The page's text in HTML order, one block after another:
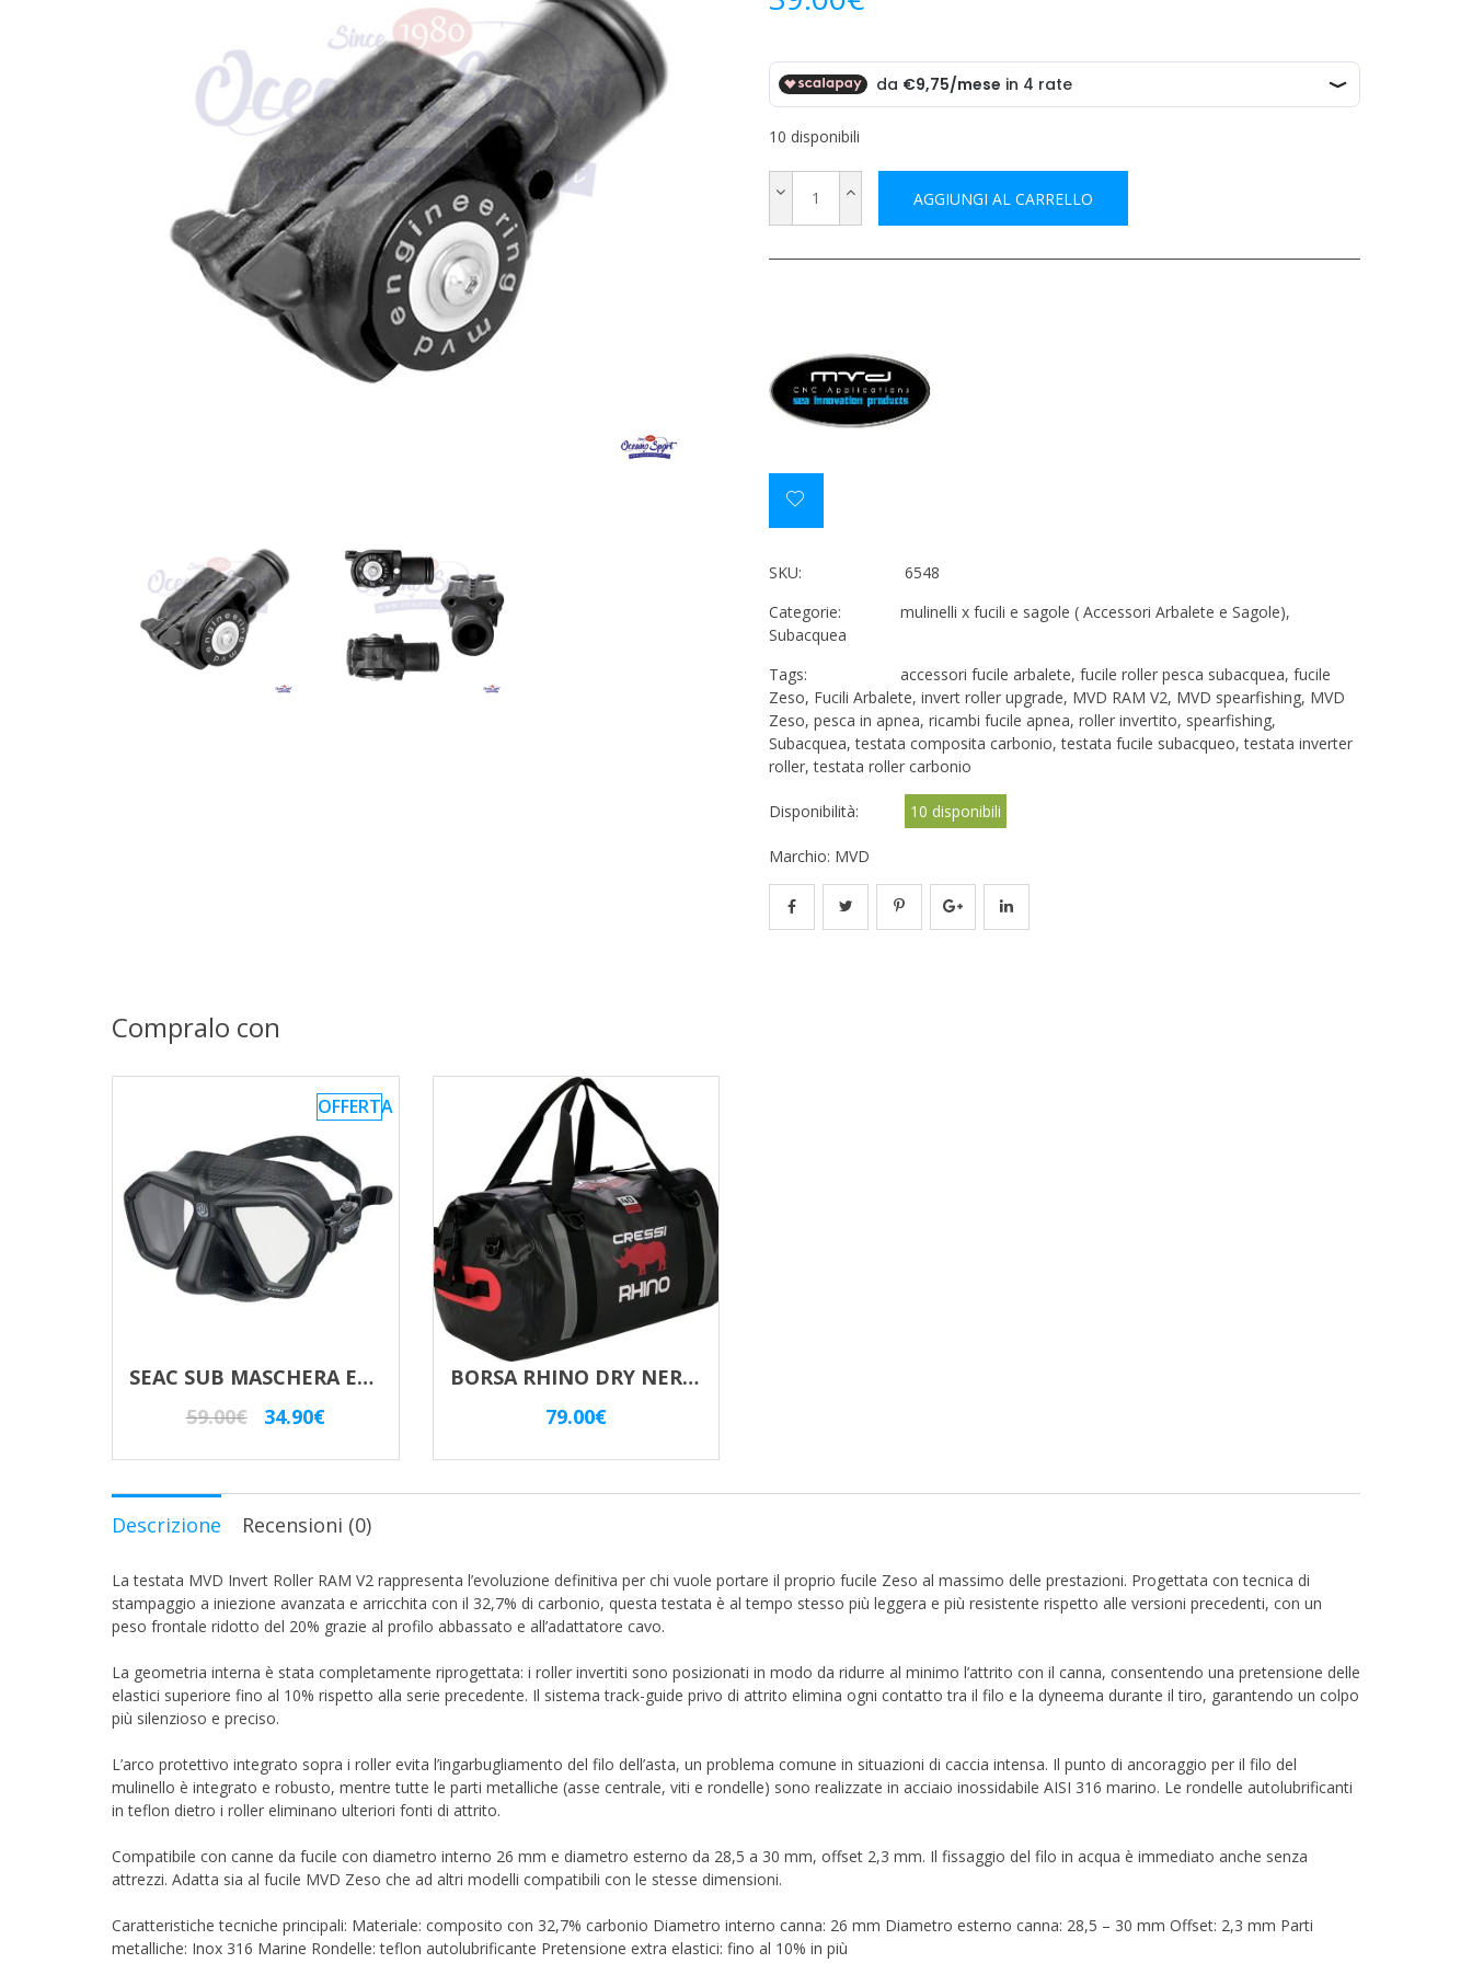
10 disponibili
AGGIUNGI AL CARRELLO
SKU:
6548
Categorie:
mulinelli x fucili e sagole ( Accessori Arbalete e Sagole),
Subacquea
Tags:
accessori fucile arbalete, fucile roller pesca subacquea, fucile
Zeso, Fucili Arbalete, invert roller upgrade, MVD RAM V2, MVD spearfishing, MVD
Zeso, pesca in apnea, ricambi fucile apnea, roller invertito, spearfishing,
Subacquea,testata composita carbonio,testata fucile subacqueo,testata inverter
roller,testata roller carbonio
Disponibilità: 10 disponibili
Marchio: MVD
Compralo con
OFFERTA
SEAC SUB MASCHERA EAGLE
59.00€
Il
59.00€.
34.90€Il
34.90€.
BORSA RHINO DRY NERA 40LT CRESSI SUB
79.00€
Descrizione Recensioni (0)
La testata MVD Invert Roller RAM V2 rappresenta l’evoluzione definitiva per chi vuole portare il proprio fucile Zeso al massimo delle prestazioni. Progettata con tecnica di
stampaggio a iniezione avanzata e arricchita con il 32,7% di carbonio, questa testata è al tempo stesso più leggera e più resistente rispetto alle versioni precedenti, con un
peso frontale ridotto del 20% grazie al profilo abbassato e all’adattatore cavo.
La geometria interna è stata completamente riprogettata: i roller invertiti sono posizionati in modo da ridurre al minimo l’attrito con il canna, consentendo una pretensione delle
elastici superiore fino al 10% rispetto alla serie precedente. Il sistema track-guide privo di attrito elimina ogni contatto tra il filo e la dyneema durante il tiro, garantendo un colpo
più silenzioso e preciso.
L’arco protettivo integrato sopra i roller evita l’ingarbugliamento del filo dell’asta, un problema comune in situazioni di caccia intensa. Il punto di ancoraggio per il filo del
mulinello è integrato e robusto, mentre tutte le parti metalliche (asse centrale, viti e rondelle) sono realizzate in acciaio inossidabile AISI 316 marino. Le rondelle autolubrificanti
in teflon dietro i roller eliminano ulteriori fonti di attrito.
Compatibile con canne da fucile con diametro interno 26 mm e diametro esterno da 28,5 a 30 mm, offset 2,3 mm. Il fissaggio del filo in acqua è immediato anche senza
attrezzi. Adatta sia al fucile MVD Zeso che ad altri modelli compatibili con le stesse dimensioni.
Caratteristiche tecniche principali: Materiale: composito con 32,7% carbonio Diametro interno canna: 26 mm Diametro esterno canna: 28,5 – 30 mm Offset: 2,3 mm Parti
metalliche: Inox 316 Marine Rondelle: teflon autolubrificante Pretensione extra elastici: fino al 10% in più